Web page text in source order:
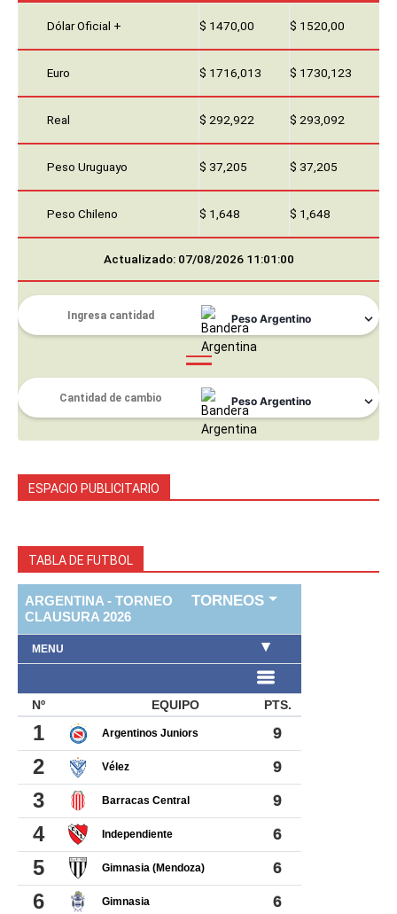
Dólar Oficial + $ 1470,00 $ 1520,00
Euro $ 1716,013 $ 1730,123
Real $ 292,922 $ 293,092
Peso Uruguayo $ 37,205 $ 37,205
Peso Chileno $ 1,648 $ 1,648
Actualizado: 07/08/2026 11:01:00
ESPACIO PUBLICITARIO
TABLA DE FUTBOL